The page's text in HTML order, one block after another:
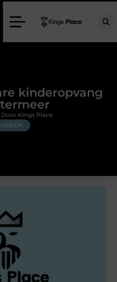
upgrade met interieuradvies Zwolle
kinderopvang
Kings Place